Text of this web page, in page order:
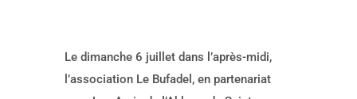
Le dimanche 6 juillet dans l’après-midi,
l’association Le Bufadel, en partenariat